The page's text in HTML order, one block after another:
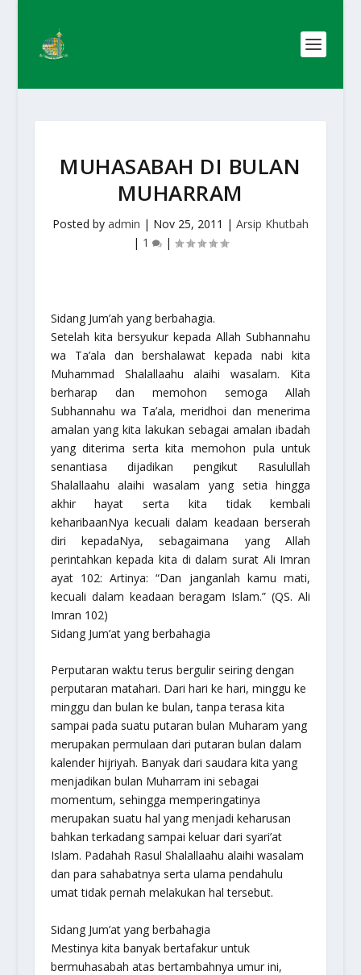
MUHASABAH DI BULAN
MUHARRAM
Posted by admin | Nov 25, 2011 | Arsip Khutbah
| 1 |
Sidang Jum’ah yang berbahagia.
Setelah kita bersyukur kepada Allah Subhannahu
wa Ta’ala dan bershalawat kepada nabi kita
Muhammad Shalallaahu alaihi wasalam. Kita
berharap dan memohon semoga Allah
Subhannahu wa Ta’ala, meridhoi dan menerima
amalan yang kita lakukan sebagai amalan ibadah
yang diterima serta kita memohon pula untuk
senantiasa dijadikan pengikut Rasulullah
Shalallaahu alaihi wasalam yang setia hingga
akhir hayat serta kita tidak kembali
keharibaanNya kecuali dalam keadaan berserah
diri kepadaNya, sebagaimana yang Allah
perintahkan kepada kita di dalam surat Ali Imran
ayat 102: Artinya: “Dan janganlah kamu mati,
kecuali dalam keadaan beragam Islam.” (QS. Ali
Imran 102)
Sidang Jum’at yang berbahagia
Perputaran waktu terus bergulir seiring dengan
perputaran matahari. Dari hari ke hari, minggu ke
minggu dan bulan ke bulan, tanpa terasa kita
sampai pada suatu putaran bulan Muharam yang
merupakan permulaan dari putaran bulan dalam
kalender hijriyah. Banyak dari saudara kita yang
menjadikan bulan Muharram ini sebagai
momentum, sehingga memperingatinya
merupakan suatu hal yang menjadi keharusan
bahkan terkadang sampai keluar dari syari’at
Islam. Padahah Rasul Shalallaahu alaihi wasalam
dan para sahabatnya serta ulama pendahulu
umat tidak pernah melakukan hal tersebut.
Sidang Jum’at yang berbahagia
Mestinya kita banyak bertafakur untuk
bermuhasabah atas bertambahnya umur ini,